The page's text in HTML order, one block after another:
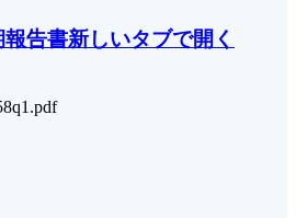
報告書新しいタブで開く